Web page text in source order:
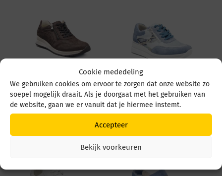
Cookie mededeling
We gebruiken cookies om ervoor te zorgen dat onze website zo
soepel mogelijk draait. Als je doorgaat met het gebruiken van
de website, gaan we er vanuit dat je hiermee instemt.
Accepteer
Bekijk voorkeuren
Waldlaufer Inessa
928002 192 Brown
€139,95
Waldlaufer Luana
669K01 504 524 Jeans
Sky Blau